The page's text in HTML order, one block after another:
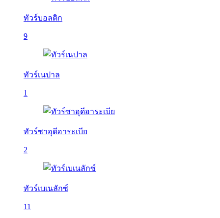
ทัวร์บอลติก
9
ทัวร์เนปาล
1
ทัวร์ซาอุดีอาระเบีย
2
ทัวร์เบเนลักซ์
11